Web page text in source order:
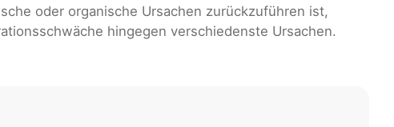
oder organische Ursachen zurückzuführen ist,
hingegen verschiedenste Ursachen.